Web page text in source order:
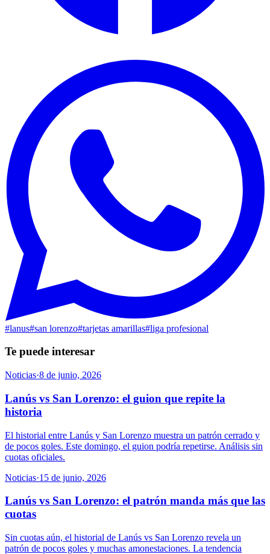
#lanus#san lorenzo#tarjetas amarillas#liga profesional
Te puede interesar
Noticias·8 de junio, 2026
Lanús vs San Lorenzo: el guion que repite la
historia
El historial entre Lanús y San Lorenzo muestra un patrón cerrado y
de pocos goles. Este domingo, el guion podría repetirse. Análisis sin
cuotas oficiales.
Noticias·15 de junio, 2026
Lanús vs San Lorenzo: el patrón manda más que las
cuotas
Sin cuotas aún, el historial de Lanús vs San Lorenzo revela un
patrón de pocos goles y muchas amonestaciones. La tendencia